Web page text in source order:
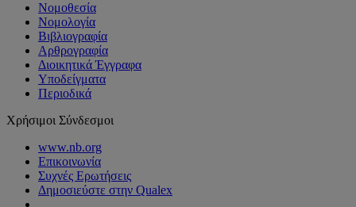
Νομοθεσία
Νομολογία
Βιβλιογραφία
Αρθρογραφία
Διοικητικά Έγγραφα
Υποδείγματα
Περιοδικά
Χρήσιμοι Σύνδεσμοι
www.nb.org
Επικοινωνία
Συχνές Ερωτήσεις
Δημοσιεύστε στην Qualex